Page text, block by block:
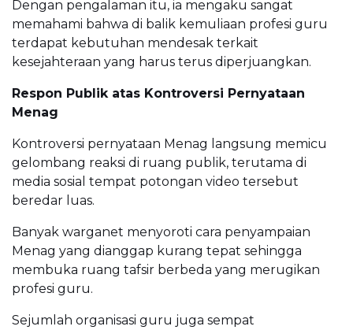
Dengan pengalaman itu, ia mengaku sangat
memahami bahwa di balik kemuliaan profesi guru
terdapat kebutuhan mendesak terkait
kesejahteraan yang harus terus diperjuangkan.
Respon Publik atas Kontroversi Pernyataan
Menag
Kontroversi pernyataan Menag langsung memicu
gelombang reaksi di ruang publik, terutama di
media sosial tempat potongan video tersebut
beredar luas.
Banyak warganet menyoroti cara penyampaian
Menag yang dianggap kurang tepat sehingga
membuka ruang tafsir berbeda yang merugikan
profesi guru.
Sejumlah organisasi guru juga sempat